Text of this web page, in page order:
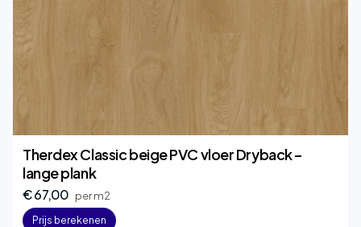
Therdex Classic beige PVC vloer Dryback –
lange plank
€ 67,00 per m2
Prijs berekenen